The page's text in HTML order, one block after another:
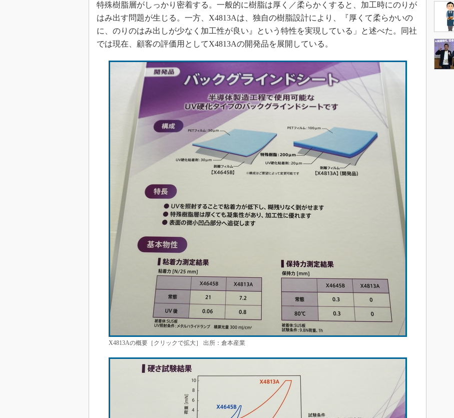
特殊樹脂層がしっかり密着する。一般的に樹脂は厚く／柔らかくすると、加工時にのりが
はみ出す問題が生じる。一方、X4813Aは、独自の樹脂設計により、『厚くて柔らかいの
に、のりのはみ出しが少なく加工性が良い』という特性を実現している」と述べた。同社
では現在、顧客の評価用としてX4813Aの開発品を展開している。
X4813Aの概要［クリックで拡大］ 出所：倉本産業